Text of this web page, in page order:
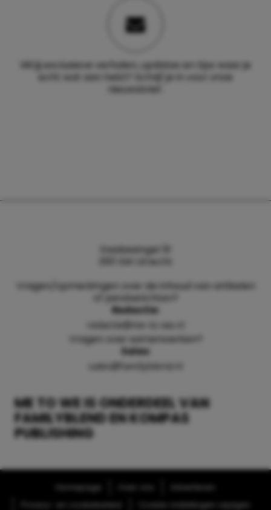
Wil jij exclusieve verhalen, updates en tips waar je
echt wat aan hebt? Schrijf je in voor onze
nieuwsbrief.
ME TO WE IS ONDERDEEL VAN
FAMILYBLEND EN KOMPAS
PUBLISHING
Daalsesingel 51
3511 SW Utrecht
Vragen/opmerkingen over de inhoud van artikelen
of persberichten?
Redactie:
redactie@me-to-we.nl
Vragen over samenwerken?
Sales:
sales@familyblend.nl
Homepage